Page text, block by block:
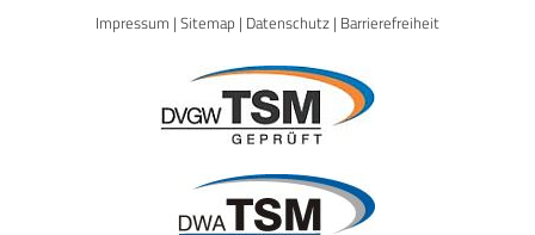
Impressum | Sitemap | Datenschutz | Barrierefreiheit